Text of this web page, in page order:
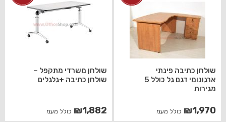
שולחן כתיבה פינתי
ארגונומי דגם גל כולל 5
מגירות
₪1,970 כולל מעמ
שולחן משרדי מתקפל –
שולחן כתיבה +גלגלים
₪1,882 כולל מעמ